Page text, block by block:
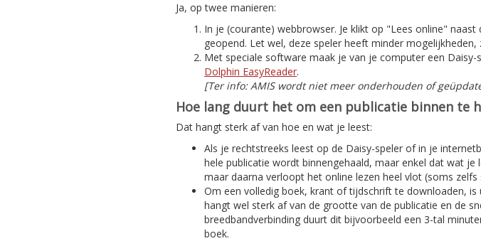
Ja, op twee manieren:
In je (courante) webbrowser. Je klikt op "Lees online"
geopend. Let wel, deze speler heeft minder
Met speciale software maak je van je computer een Daisy-
Dolphin EasyReader.
[Ter info: AMIS wordt niet meer onderhouden of
Hoe lang duurt het om een publicatie binnen te
Dat hangt sterk af van hoe en wat je leest:
Als je rechtstreeks leest op de Daisy-speler of in je
hele publicatie wordt binnengehaald, maar enkel dat wat
maar daarna verloopt het online lezen heel vlot (soms zelfs
Om een volledig boek, krant of tijdschrift te downloaden,
hangt wel sterk af van de grootte van de publicatie en de
breedbandverbinding duurt dit bijvoorbeeld een 3-tal
boek.